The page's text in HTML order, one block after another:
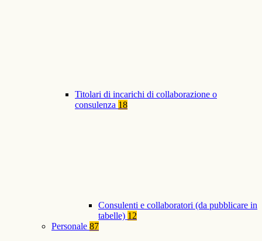
Titolari di incarichi di collaborazione o
consulenza 18
Consulenti e collaboratori (da pubblicare in
tabelle) 12
Personale 87